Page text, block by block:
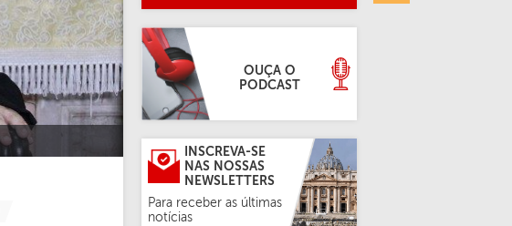
OUÇA O
PODCAST
INSCREVA-SE
NAS NOSSAS
NEWSLETTERS
Para receber as últimas
notícias